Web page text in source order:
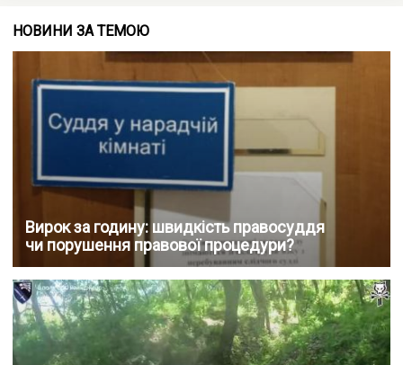
НОВИНИ ЗА ТЕМОЮ
Вирок за годину: швидкість правосуддя
чи порушення правової процедури?